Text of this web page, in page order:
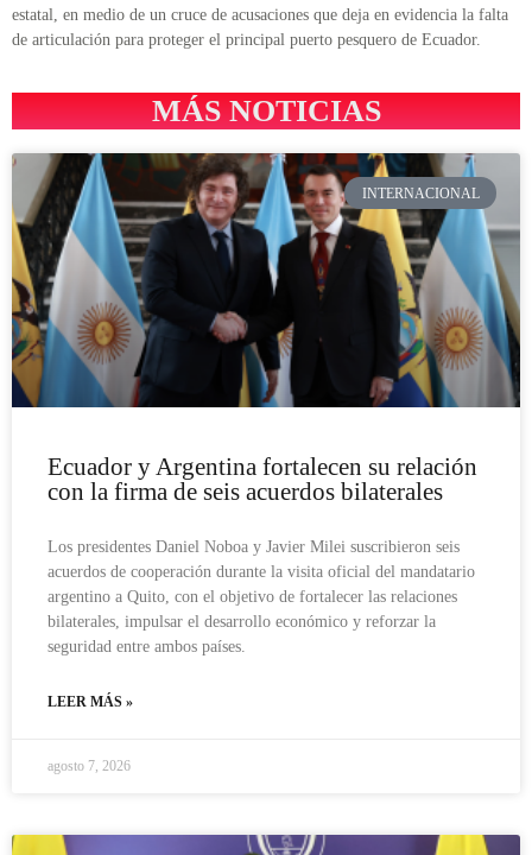
estatal, en medio de un cruce de acusaciones que deja en evidencia la falta
de articulación para proteger el principal puerto pesquero de Ecuador.
MÁS NOTICIAS
INTERNACIONAL
Ecuador y Argentina fortalecen su relación
con la firma de seis acuerdos bilaterales
Los presidentes Daniel Noboa y Javier Milei suscribieron seis
acuerdos de cooperación durante la visita oficial del mandatario
argentino a Quito, con el objetivo de fortalecer las relaciones
bilaterales, impulsar el desarrollo económico y reforzar la
seguridad entre ambos países.
LEER MÁS »
agosto 7, 2026